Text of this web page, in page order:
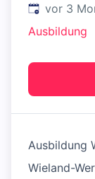
vor 3
Ausbildung
Ausbildung
Wieland-